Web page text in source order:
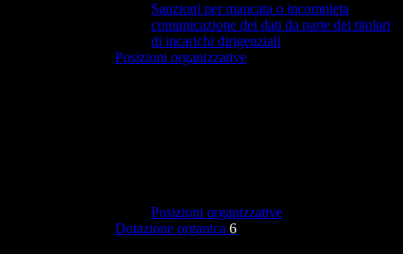
Sanzioni per mancata o incompleta
comunicazione dei dati da parte dei titolari
di incarichi dirigenziali
Posizioni organizzative
Posizioni organizzative
Dotazione organica 6